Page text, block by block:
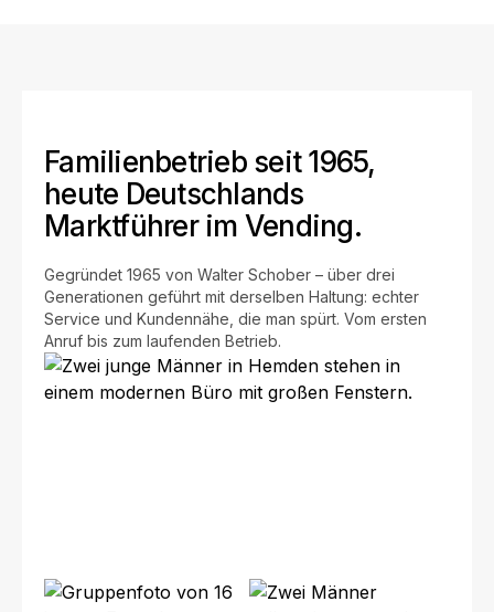
Familienbetrieb seit 1965,
heute Deutschlands
Marktführer im Vending.
Gegründet 1965 von Walter Schober – über drei
Generationen geführt mit derselben Haltung: echter
Service und Kundennähe, die man spürt. Vom ersten
Anruf bis zum laufenden Betrieb.